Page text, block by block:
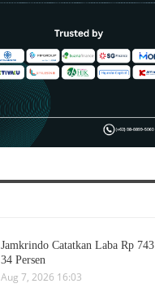
Jamkrindo Catatkan Laba Rp
34 Persen
Aug 7, 2026 16:03